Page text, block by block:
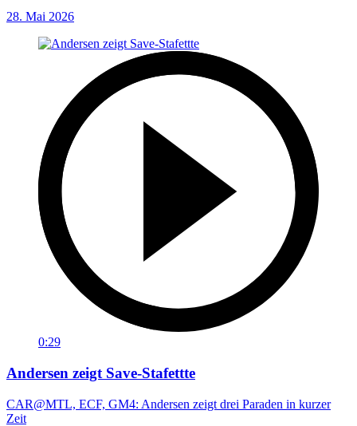
28. Mai 2026
0:29
Andersen zeigt Save-Stafettte
CAR@MTL, ECF, GM4: Andersen zeigt drei Paraden in kurzer
Zeit